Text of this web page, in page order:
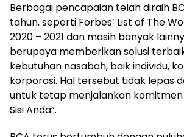
Berbagai pencapaian telah diraih
tahun, seperti Forbes’ List of The
2020 – 2021 dan masih banyak
berupaya memberikan solusi
kebutuhan nasabah, baik individu,
korporasi. Hal tersebut tidak lepas
untuk tetap menjalankan komitmen
Sisi Anda”.